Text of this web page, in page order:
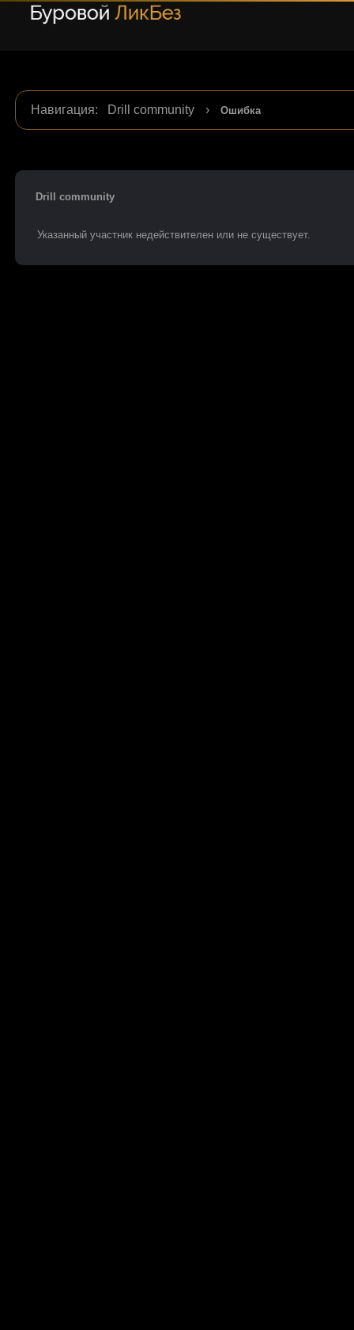
Навигация: Drill community › Ошибка
Drill community
Указанный участник недействителен или не существует.